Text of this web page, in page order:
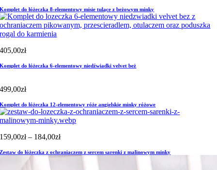
Komplet do łóżeczka 8-elementowy misie tulące z beżowym minky
405,00zł
Komplet do łóżeczka 6-elementowy niedźwiadki velvet beż
499,00zł
Komplet do łóżeczka 12-elementowy róże angielskie minky różowe
159,00zł – 184,00złZakres
od
Zestaw do łóżeczka z ochraniaczem z sercem sarenki z malinowym minky